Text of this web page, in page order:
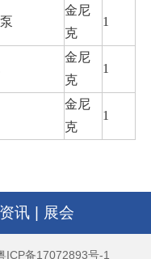
金尼
克
1
金尼
克
1
金尼
克
1
资讯 展会
ICP备17072893号-1